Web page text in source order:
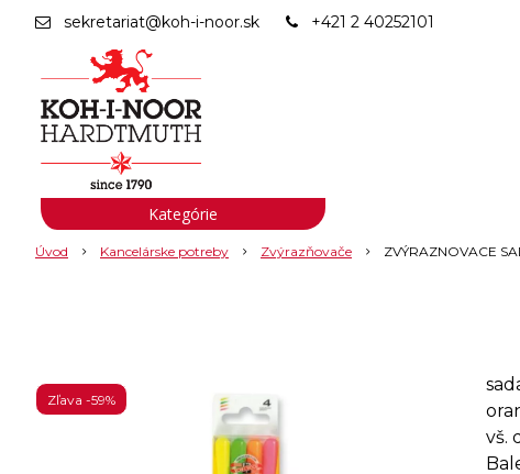
sekretariat@koh-i-noor.sk +421 2 40252101
Úvod Kancelárske potreby Zvýrazňovače ZVÝRAZNOVACE
Zľava -59%
vš.
Kategórie